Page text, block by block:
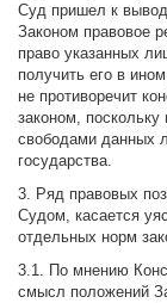
Суд пришел к
Законом правовое
право указанных
получить его в
не противоречит
законом,
свободами данных
государства.
3. Ряд правовых
Судом, касается
отдельных норм
3.1. По мнению
смысл положений